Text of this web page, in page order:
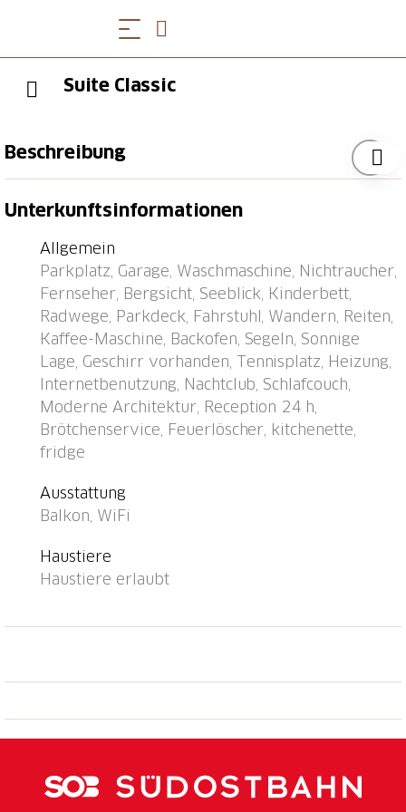
Suite Classic
Beschreibung
Stockwerken, Baujahr 1960, renoviert. 22
400 m vom Zentrum von Ascona, im Bezirk Lago
Maggiore, ruhige, sonnige Lage am Hang, 400 m vom
See. Im Hause: Empfang, Wireless LAN, Fahrstuhl,
Einstellraum für Fahrräder, Zentralheizung,
Waschmaschine (extra), Wäschetrockner (zur
Mitbenutzung, extra). Brötchenservice möglich.
Parkplatz (beschränkte Anzahl, extra) auf dem
Grundstück, Gemeinschaftsgarage (extra).
Parkplatz/Garage nur für kleine - mittlere Fahrzeuge
geeignet. Maße: Höhe 205 cm Breite 220 cm.
Einkaufsgeschäft 400 m, Lebensmittelgeschäft,
Supermarkt 600 m, Einkaufszentrum 1.4 km,
Bäckerei, Fußgängerzone 400 m, Zentrum zu Fuss in
10 Minuten erreichbar, Bushaltestelle "Ascona Centro
(Bus Nr. 1)" 400 m, Bahnstation "SBB-CFF Locarno-
del Sasso, Orselina, Locarno-Ascona, Ronco sopra
erreichbar: Lago Maggiore, Lago di Lugano, Lago di
Como, Lago di Orta. Wandergebiete: Monte Veritè,
Unterkunftsinformationen
Allgemein
Parkplatz, Garage, Waschmaschine, Nichtraucher,
Fernseher, Bergsicht, Seeblick, Kinderbett,
Radwege, Parkdeck, Fahrstuhl, Wandern, Reiten,
Kaffee-Maschine, Backofen, Segeln, Sonnige
Lage, Geschirr vorhanden, Tennisplatz, Heizung,
Internetbenutzung, Nachtclub, Schlafcouch,
Moderne Architektur, Reception 24 h,
Brötchenservice, Feuerlöscher, kitchenette,
fridge
Ausstattung
Balkon, WiFi
Haustiere
Haustiere erlaubt